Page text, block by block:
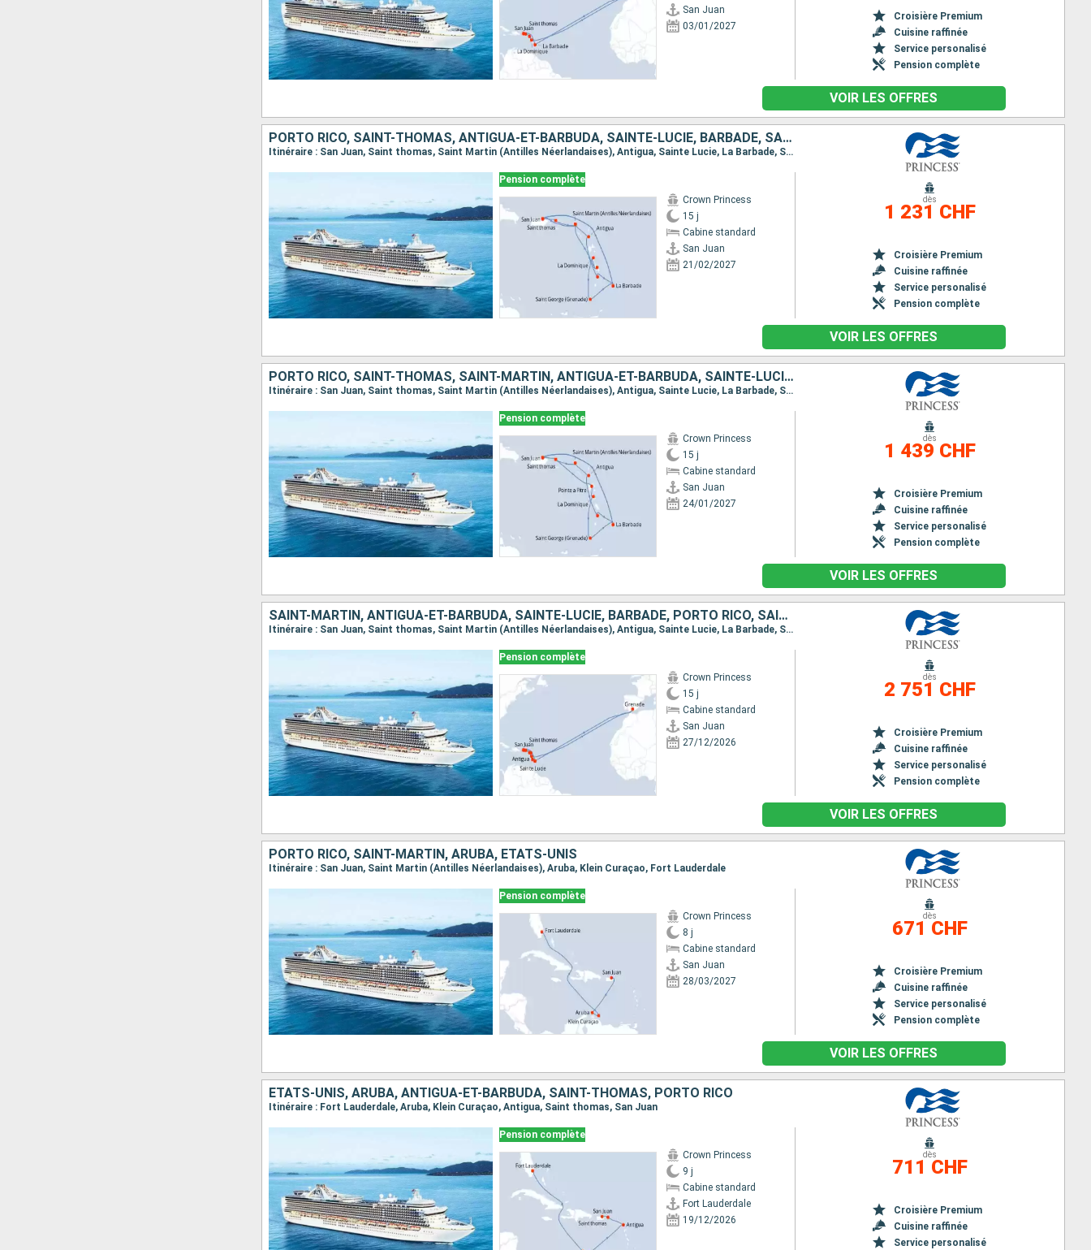
San Juan
03/01/2027
Croisière Premium
Cuisine raffinée
Service personalisé
Pension complète
VOIR LES OFFRES
PORTO RICO, SAINT-THOMAS, ANTIGUA-ET-BARBUDA, SAINTE-LUCIE, BARBADE, SAINT-MARTIN, MARTINIQUE, DOMINIQUE, GRENADE
Itinéraire : San Juan, Saint thomas, Saint Martin (Antilles Néerlandaises), Antigua, Sainte Lucie, La Barbade, San Juan, Saint Martin (Antilles Néerlandaises), Martinique, La Dominique, Saint George (Grenade), La Barbade, San Juan
Pension complète
Crown Princess
15 j
Cabine standard
San Juan
21/02/2027
dès
1 231 CHF
Croisière Premium
Cuisine raffinée
Service personalisé
Pension complète
VOIR LES OFFRES
PORTO RICO, SAINT-THOMAS, SAINT-MARTIN, ANTIGUA-ET-BARBUDA, SAINTE-LUCIE, GUADELOUPE, DOMINIQUE, GRENADE, BARBADE
Itinéraire : San Juan, Saint thomas, Saint Martin (Antilles Néerlandaises), Antigua, Sainte Lucie, La Barbade, San Juan, Saint thomas, Pointe à Pitre, La Dominique, Saint George (Grenade), La Barbade, San Juan
Pension complète
Crown Princess
15 j
Cabine standard
San Juan
24/01/2027
dès
1 439 CHF
Croisière Premium
Cuisine raffinée
Service personalisé
Pension complète
VOIR LES OFFRES
SAINT-MARTIN, ANTIGUA-ET-BARBUDA, SAINTE-LUCIE, BARBADE, PORTO RICO, SAINT-THOMAS, DOMINIQUE, GRENADE
Itinéraire : San Juan, Saint thomas, Saint Martin (Antilles Néerlandaises), Antigua, Sainte Lucie, La Barbade, San Juan, Saint thomas, South Friar's - plage, La Dominique, Saint George (Grenade), La Barbade, San Juan
Pension complète
Crown Princess
15 j
Cabine standard
San Juan
27/12/2026
dès
2 751 CHF
Croisière Premium
Cuisine raffinée
Service personalisé
Pension complète
VOIR LES OFFRES
PORTO RICO, SAINT-MARTIN, ARUBA, ÉTATS-UNIS
Itinéraire : San Juan, Saint Martin (Antilles Néerlandaises), Aruba, Klein Curaçao, Fort Lauderdale
Pension complète
Crown Princess
8 j
Cabine standard
San Juan
28/03/2027
dès
671 CHF
Croisière Premium
Cuisine raffinée
Service personalisé
Pension complète
VOIR LES OFFRES
ÉTATS-UNIS, ARUBA, ANTIGUA-ET-BARBUDA, SAINT-THOMAS, PORTO RICO
Itinéraire : Fort Lauderdale, Aruba, Klein Curaçao, Antigua, Saint thomas, San Juan
Pension complète
Crown Princess
9 j
Cabine standard
Fort Lauderdale
19/12/2026
dès
711 CHF
Croisière Premium
Cuisine raffinée
Service personalisé